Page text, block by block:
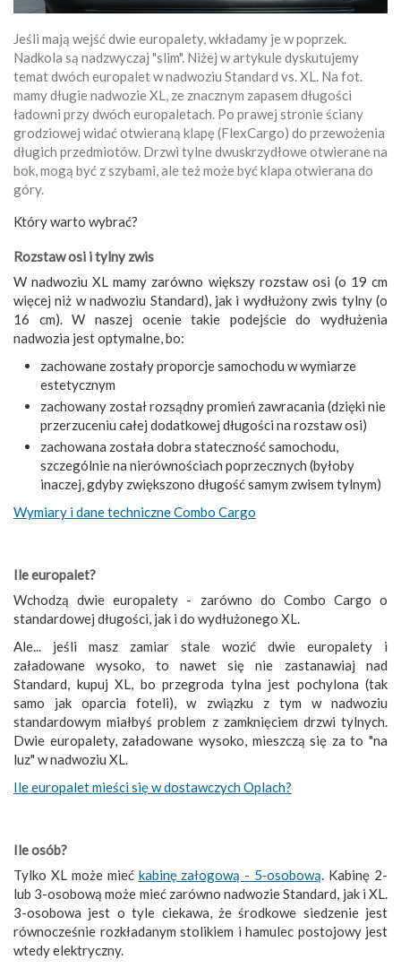
Jeśli mają wejść dwie europalety, wkładamy je w poprzek.
Nadkola są nadzwyczaj "slim". Niżej w artykule dyskutujemy
temat dwóch europalet w nadwoziu Standard vs. XL. Na fot.
mamy długie nadwozie XL, ze znacznym zapasem długości
ładowni przy dwóch europaletach. Po prawej stronie ściany
grodziowej widać otwieraną klapę (FlexCargo) do przewożenia
długich przedmiotów. Drzwi tylne dwuskrzydłowe otwierane na
bok, mogą być z szybami, ale też może być klapa otwierana do
góry.
Który warto wybrać?
Rozstaw osi i tylny zwis
W nadwoziu XL mamy zarówno większy rozstaw osi (o 19 cm
więcej niż w nadwoziu Standard), jak i wydłużony zwis tylny (o
16 cm). W naszej ocenie takie podejście do wydłużenia
nadwozia jest optymalne, bo:
zachowane zostały proporcje samochodu w wymiarze
estetycznym
zachowany został rozsądny promień zawracania (dzięki nie
przerzuceniu całej dodatkowej długości na rozstaw osi)
zachowana została dobra stateczność samochodu,
szczególnie na nierównościach poprzecznych (byłoby
inaczej, gdyby zwiększono długość samym zwisem tylnym)
Wymiary i dane techniczne Combo Cargo
Ile europalet?
Wchodzą dwie europalety - zarówno do Combo Cargo o
standardowej długości, jak i do wydłużonego XL.
Ale... jeśli masz zamiar stale wozić dwie europalety i
załadowane wysoko, to nawet się nie zastanawiaj nad
Standard, kupuj XL, bo przegroda tylna jest pochylona (tak
samo jak oparcia foteli), w związku z tym w nadwoziu
standardowym miałbyś problem z zamknięciem drzwi tylnych.
Dwie europalety, załadowane wysoko, mieszczą się za to "na
luz" w nadwoziu XL.
Ile europalet mieści się w dostawczych Oplach?
Ile osób?
Tylko XL może mieć kabinę załogową - 5‑osobową. Kabinę 2-
lub 3-osobową może mieć zarówno nadwozie Standard, jak i XL.
3-osobowa jest o tyle ciekawa, że środkowe siedzenie jest
równocześnie rozkładanym stolikiem i hamulec postojowy jest
wtedy elektryczny.